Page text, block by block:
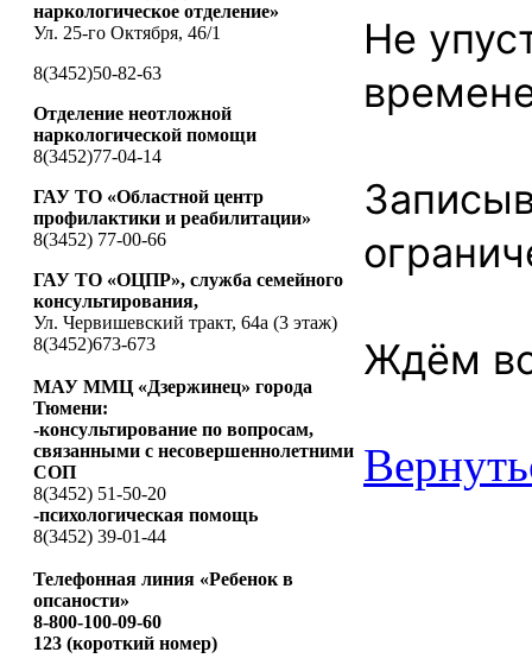
наркологическое отделение»
Ул. 25-го Октября, 46/1
8(3452)50-82-63
Отделение неотложной
наркологической помощи
8(3452)77-04-14
ГАУ ТО «Областной центр
профилактики и реабилитации»
8(3452) 77-00-66
ГАУ ТО «ОЦПР», служба семейного
консультирования,
Ул. Червишевский тракт, 64а (3 этаж)
8(3452)673-673
МАУ ММЦ «Дзержинец» города
Тюмени:
-консультирование по вопросам,
связанными с несовершеннолетними
СОП
8(3452) 51-50-20
-психологическая помощь
8(3452) 39-01-44
Телефонная линия «Ребенок в
опсаности»
8-800-100-09-60
123 (короткий номер)
Не
Ждём